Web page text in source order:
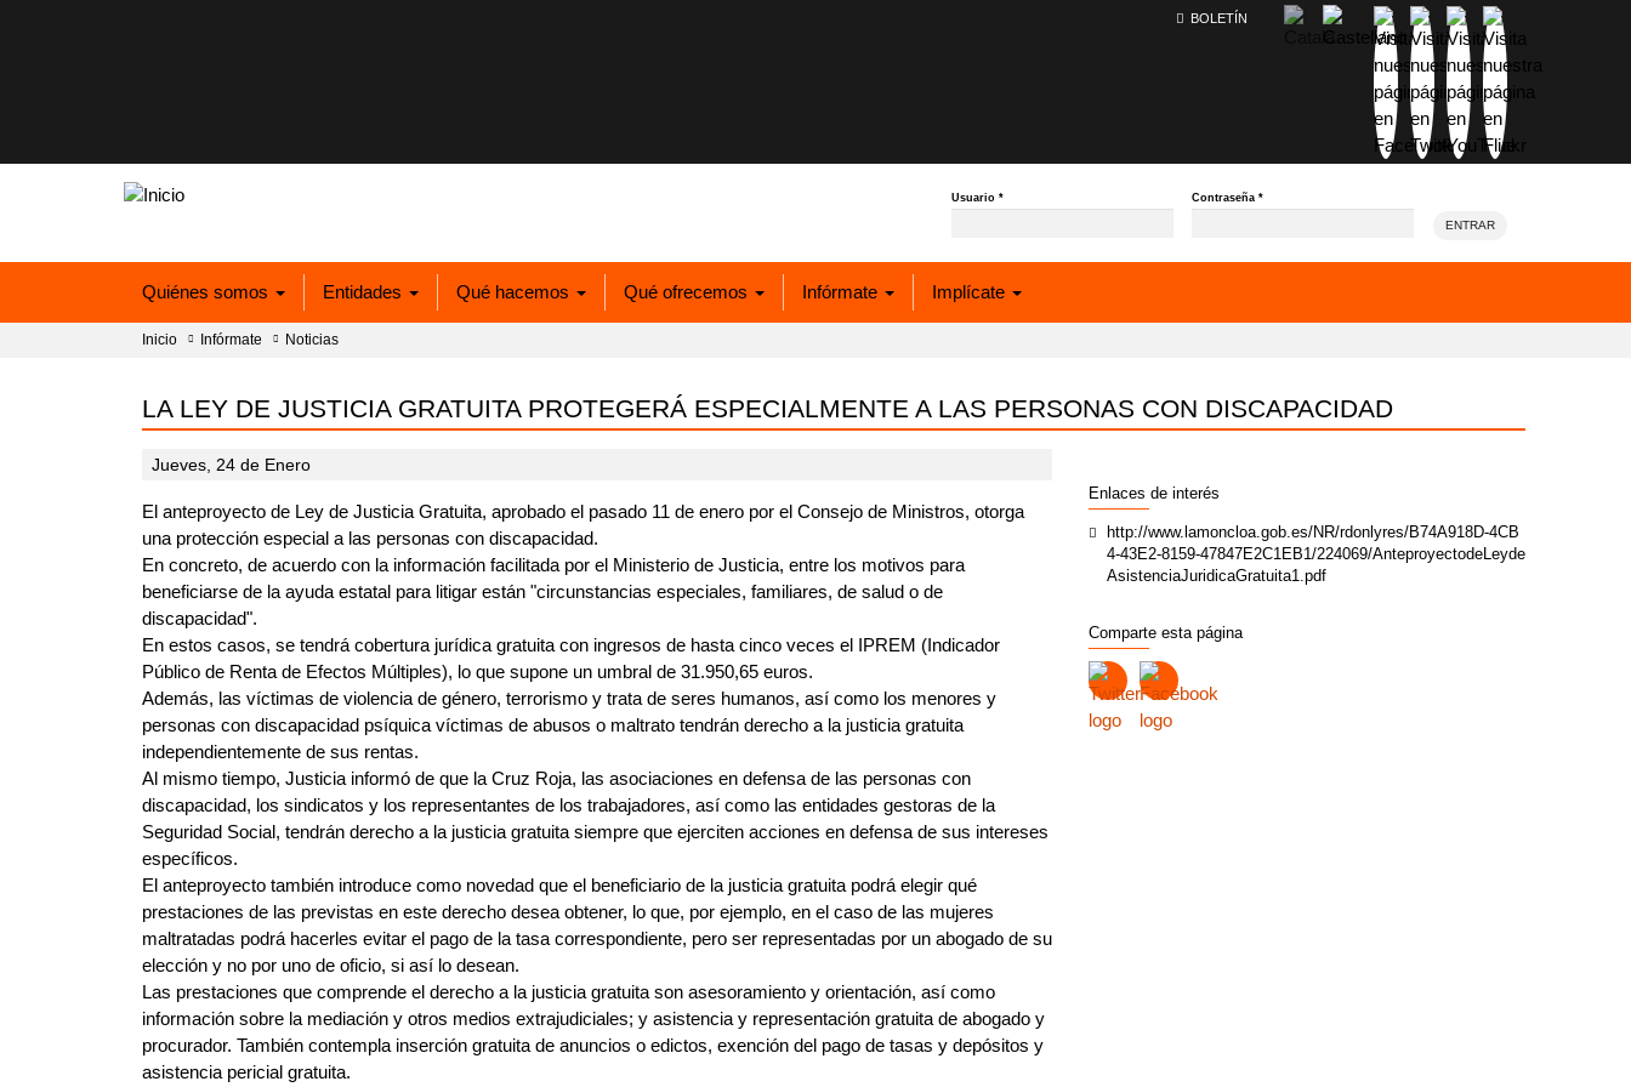
BOLETÍN
Usuario* Contraseña*
ENTRAR
Quiénes somos Entidades Qué hacemos Qué ofrecemos Infórmate Implícate
Inicio Infórmate Noticias
LA LEY DE JUSTICIA GRATUITA PROTEGERÁ ESPECIALMENTE A LAS PERSONAS CON DISCAPACIDAD
Jueves, 24 de Enero
El anteproyecto de Ley de Justicia Gratuita, aprobado el pasado 11 de enero por el Consejo de Ministros, otorga
una protección especial a las personas con discapacidad.
En concreto, de acuerdo con la información facilitada por el Ministerio de Justicia, entre los motivos para
beneficiarse de la ayuda estatal para litigar están "circunstancias especiales, familiares, de salud o de
discapacidad".
En estos casos, se tendrá cobertura jurídica gratuita con ingresos de hasta cinco veces el IPREM (Indicador
Público de Renta de Efectos Múltiples), lo que supone un umbral de 31.950,65 euros.
Además, las víctimas de violencia de género, terrorismo y trata de seres humanos, así como los menores y
personas con discapacidad psíquica víctimas de abusos o maltrato tendrán derecho a la justicia gratuita
independientemente de sus rentas.
Al mismo tiempo, Justicia informó de que la Cruz Roja, las asociaciones en defensa de las personas con
discapacidad, los sindicatos y los representantes de los trabajadores, así como las entidades gestoras de la
Seguridad Social, tendrán derecho a la justicia gratuita siempre que ejerciten acciones en defensa de sus intereses
específicos.
El anteproyecto también introduce como novedad que el beneficiario de la justicia gratuita podrá elegir qué
prestaciones de las previstas en este derecho desea obtener, lo que, por ejemplo, en el caso de las mujeres
maltratadas podrá hacerles evitar el pago de la tasa correspondiente, pero ser representadas por un abogado de su
elección y no por uno de oficio, si así lo desean.
Las prestaciones que comprende el derecho a la justicia gratuita son asesoramiento y orientación, así como
información sobre la mediación y otros medios extrajudiciales; y asistencia y representación gratuita de abogado y
procurador. También contempla inserción gratuita de anuncios o edictos, exención del pago de tasas y depósitos y
asistencia pericial gratuita.
Enlaces de interés
http://www.lamoncloa.gob.es/NR/rdonlyres/B74A918D-4CB
4-43E2-8159-47847E2C1EB1/224069/AnteproyectodeLeyde
AsistenciaJuridicaGratuita1.pdf
Comparte esta página